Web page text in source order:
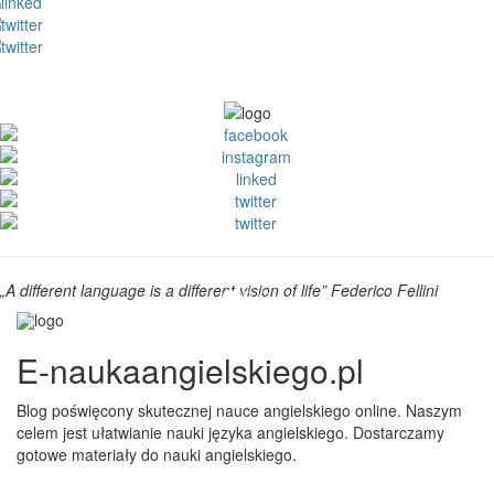
„A different language is a different vision of life” Federico Fellini
E-naukaangielskiego.pl
Blog poświęcony skutecznej nauce angielskiego online. Naszym
celem jest ułatwianie nauki języka angielskiego. Dostarczamy
gotowe materiały do nauki angielskiego.